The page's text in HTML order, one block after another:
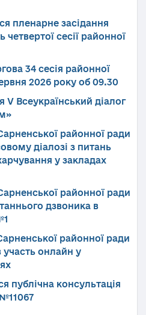
пленарне засідання
четвертої сесії районної
34 сесія районної
2026 року об 09.30
V Всеукраїнський діалог
районної ради
діалозі з питань
у закладах
районної ради
дзвоника в
районної ради
участь онлайн у
публічна консультація